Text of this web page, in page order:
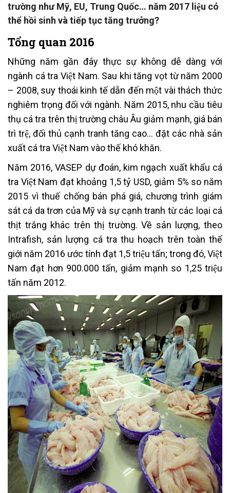
trường như Mỹ, EU, Trung Quốc… năm 2017 liệu có
thể hồi sinh và tiếp tục tăng trưởng?
Tổng quan 2016
Những năm gần đây thực sự không dễ dàng với
ngành cá tra Việt Nam. Sau khi tăng vọt từ năm 2000
– 2008, suy thoái kinh tế dẫn đến một vài thách thức
nghiêm trọng đối với ngành. Năm 2015, nhu cầu tiêu
thụ cá tra trên thị trường châu Âu giảm mạnh, giá bán
trì trệ, đối thủ cạnh tranh tăng cao… đặt các nhà sản
xuất cá tra Việt Nam vào thế khó khăn.
Năm 2016, VASEP dự đoán, kim ngạch xuất khẩu cá
tra Việt Nam đạt khoảng 1,5 tỷ USD, giảm 5% so năm
2015 vì thuế chống bán phá giá, chương trình giám
sát cá da trơn của Mỹ và sự cạnh tranh từ các loại cá
thịt trắng khác trên thị trường. Về sản lượng, theo
Intrafish, sản lượng cá tra thu hoạch trên toàn thế
giới năm 2016 ước tính đạt 1,5 triệu tấn; trong đó, Việt
Nam đạt hơn 900.000 tấn, giảm mạnh so 1,25 triệu
tấn năm 2012.